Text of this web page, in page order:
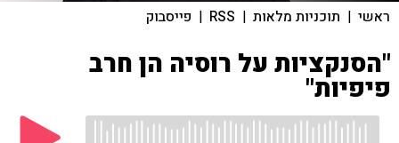
ראשי | תוכניות מלאות |
RSS
| פייסבוק
"הסנקציות על רוסיה הן חרב
פיפיות"